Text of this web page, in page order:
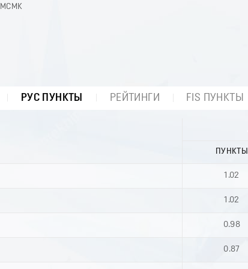
МСМК
РУС ПУНКТЫ РЕЙТИНГИ FIS ПУНКТЫ
ПУНКТЫ
1.02
1.02
0.98
0.87